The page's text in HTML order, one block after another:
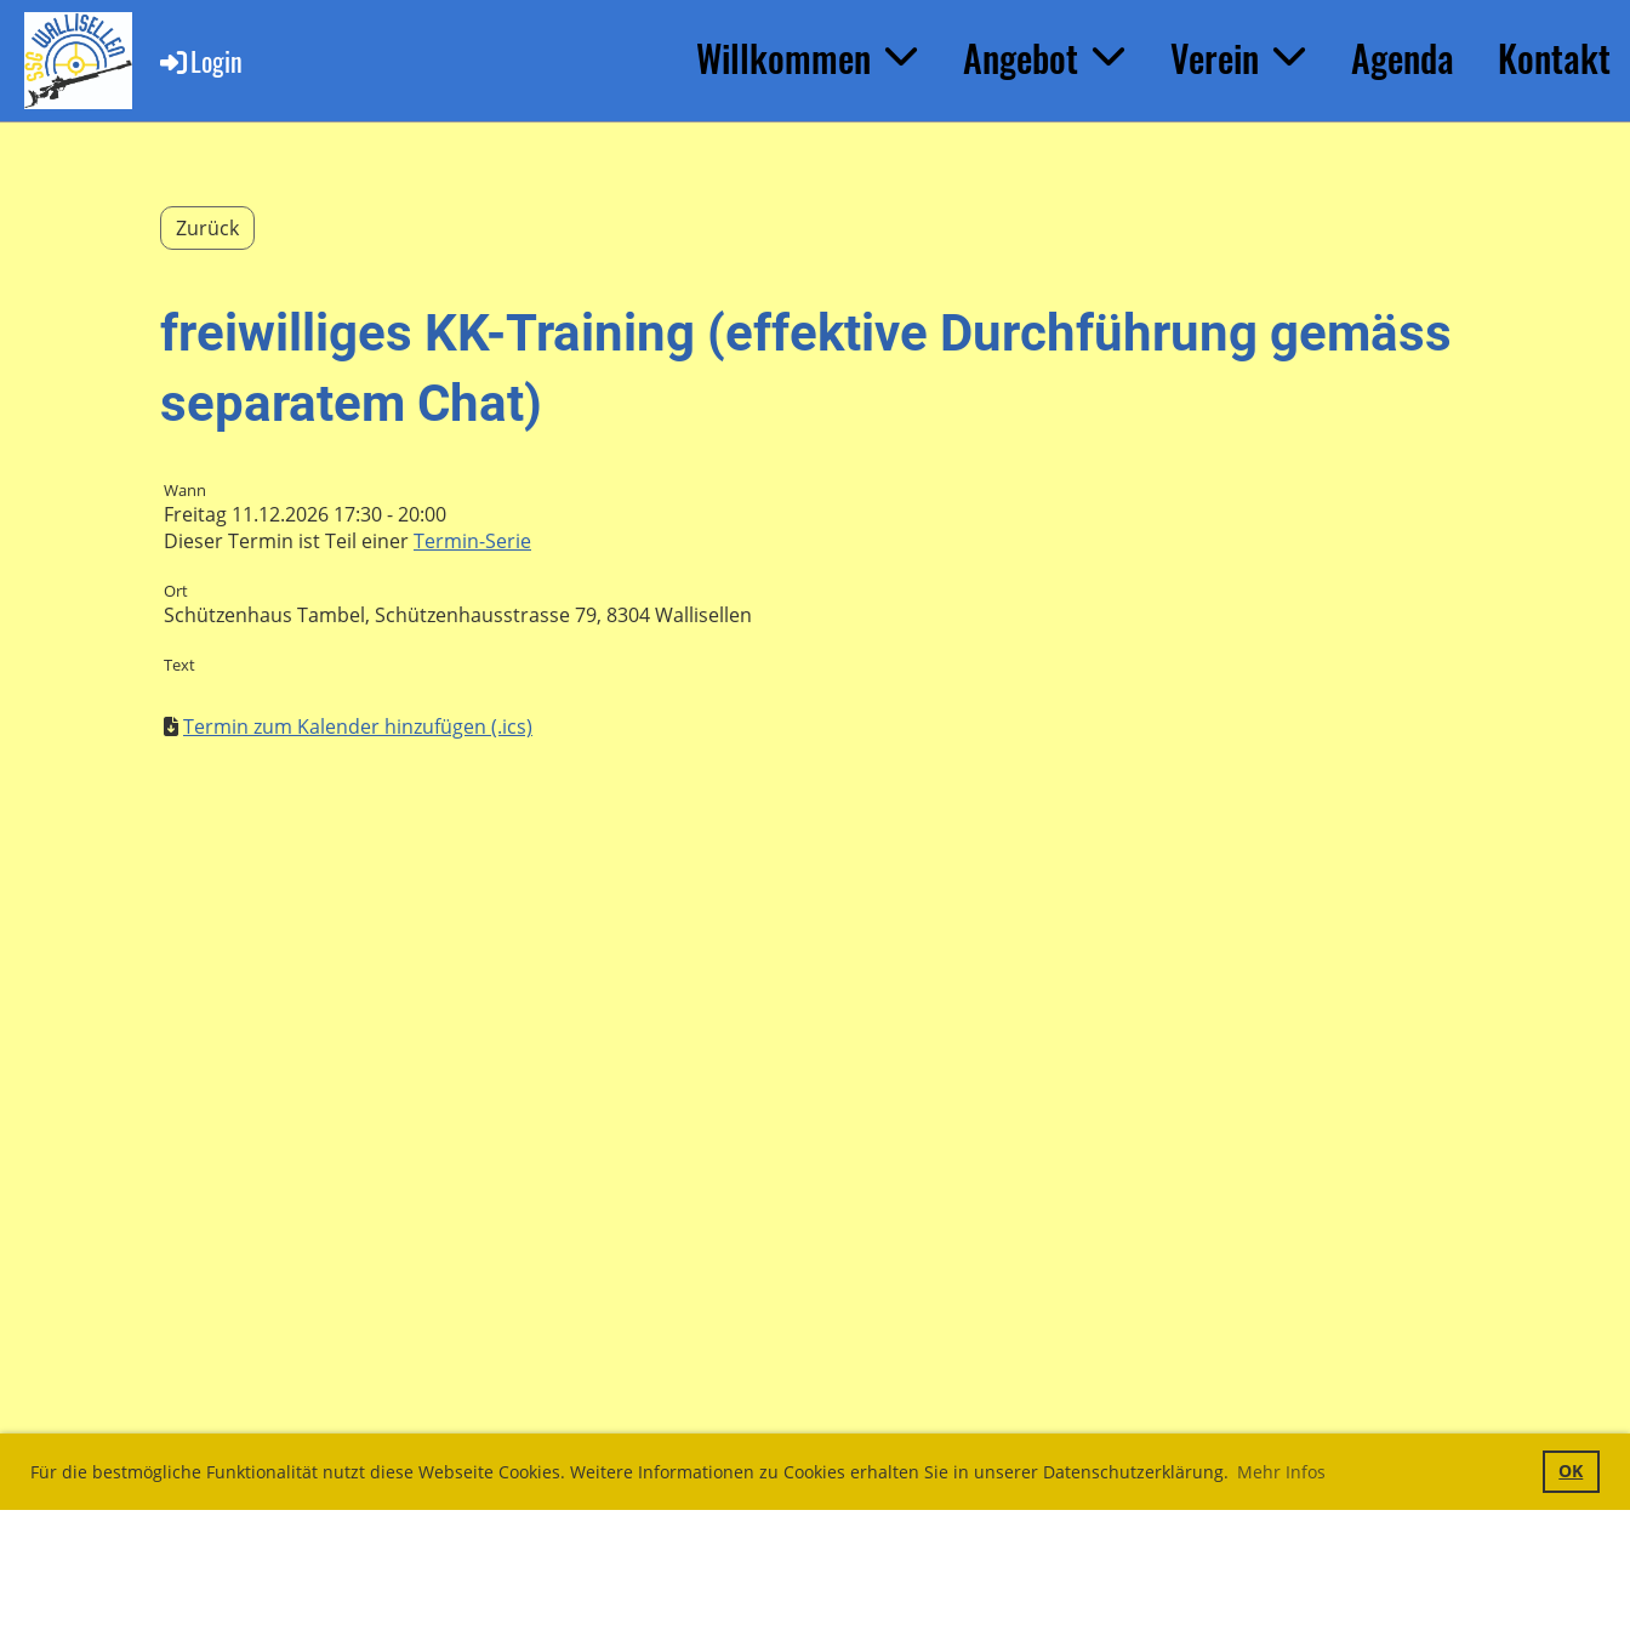
Für die bestmögliche Funktionalität nutzt diese Webseite Cookies. Weitere Informationen zu Cookies erhalten Sie in unserer Datenschutzerklärung. Mehr Infos OK
Willkommen Angebot Verein Agenda Kontakt
Login
Zurück
freiwilliges KK-Training (effektive Durchführung gemäss
separatem Chat)
Wann
Freitag 11.12.2026 17:30 - 20:00
Dieser Termin ist Teil einerTermin-Serie
Ort
Schützenhaus Tambel, Schützenhausstrasse 79, 8304 Wallisellen
Text
Termin zum Kalender hinzufügen (.ics)